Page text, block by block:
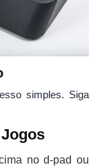
simples. Siga
no d-pad ou